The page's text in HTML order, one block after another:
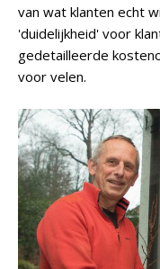
van wat klanten echt
'duidelijkheid' voor
gedetailleerde
voor velen.